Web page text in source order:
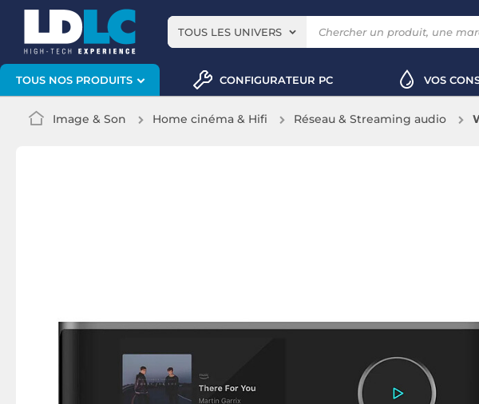
TOUS LES UNIVERS
TOUS NOS PRODUITS CONFIGURATEUR PC VOS
Image & Son Home cinéma & Hifi Réseau & Streaming audio